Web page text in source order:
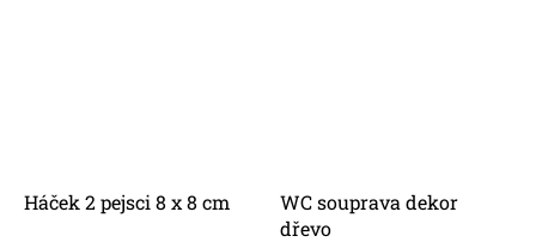
Háček 2 pejsci 8 x 8 cm
WC souprava dekor
dřevo